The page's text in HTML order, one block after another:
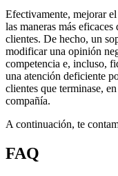
Efectivamente, mejorar
las maneras más
clientes. De hecho, un
modificar una opinión
competencia e, incluso,
una atención deficiente
clientes que terminase,
compañía.
A continuación, te
FAQ